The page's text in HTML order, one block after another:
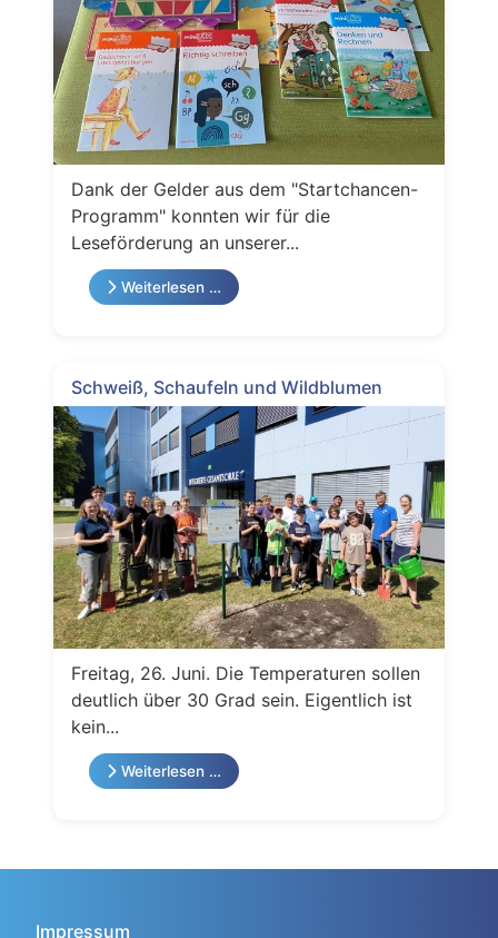
Dank der Gelder aus dem "Startchancen-
Programm" konnten wir für die
Leseförderung an unserer...
Weiterlesen …
Schweiß, Schaufeln und Wildblumen
Freitag, 26. Juni. Die Temperaturen sollen
deutlich über 30 Grad sein. Eigentlich ist
kein...
Weiterlesen …
Impressum